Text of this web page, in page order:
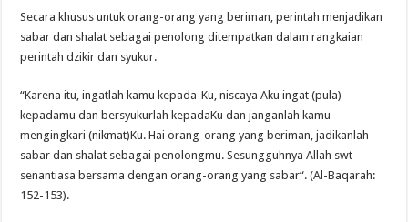
Secara khusus untuk orang-orang yang beriman, perintah menjadikan
sabar dan shalat sebagai penolong ditempatkan dalam rangkaian
perintah dzikir dan syukur.
“Karena itu, ingatlah kamu kepada-Ku, niscaya Aku ingat (pula)
kepadamu dan bersyukurlah kepadaKu dan janganlah kamu
mengingkari (nikmat)Ku. Hai orang-orang yang beriman, jadikanlah
sabar dan shalat sebagai penolongmu. Sesungguhnya Allah swt
senantiasa bersama dengan orang-orang yang sabar“. (Al-Baqarah:
152-153).